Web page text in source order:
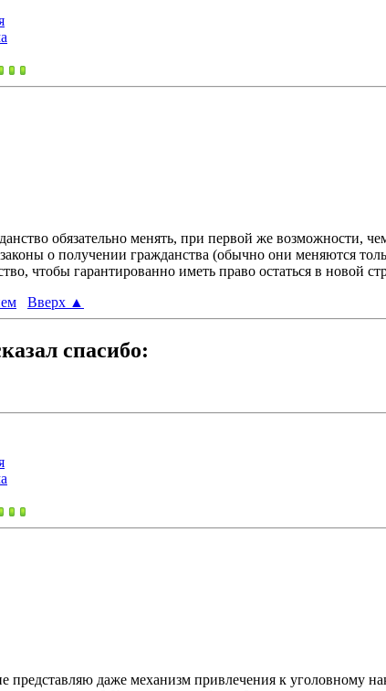
обязательно менять, при первой же возможности,
о получении гражданства (обычно они меняются
чтобы гарантированно иметь право остаться в новой
Вверх ▲
cпасибо:
представляю даже механизм привлечения к уголовному